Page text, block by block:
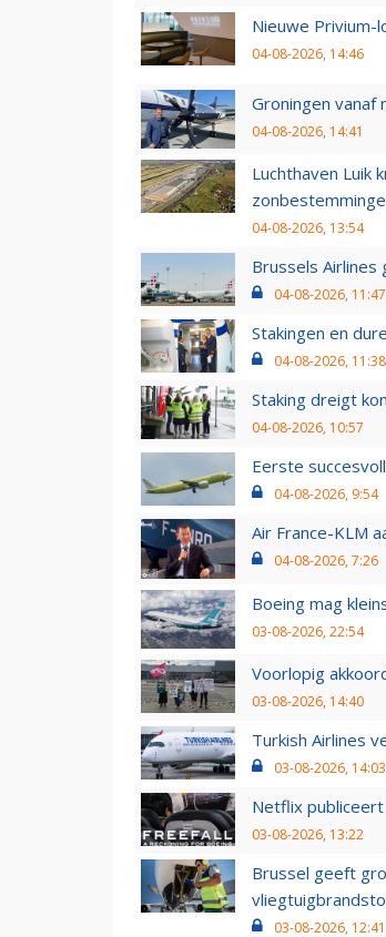
Nieuwe Privium-
04-08-2026, 14:46
Groningen vanaf
04-08-2026, 14:41
Luchthaven Luik
04-08-2026, 13:54
Brussels
04-08-2026, 11:47
Stakingen en
04-08-2026, 11:38
Staking dreigt
04-08-2026, 10:57
Eerste
04-08-2026, 9:54
Air France-KLM
04-08-2026, 7:26
Boeing mag
03-08-2026, 22:54
Voorlopig
03-08-2026, 14:40
Turkish Airlines
03-08-2026, 14:03
Netflix
03-08-2026, 13:22
Brussel geeft
03-08-2026, 12:41